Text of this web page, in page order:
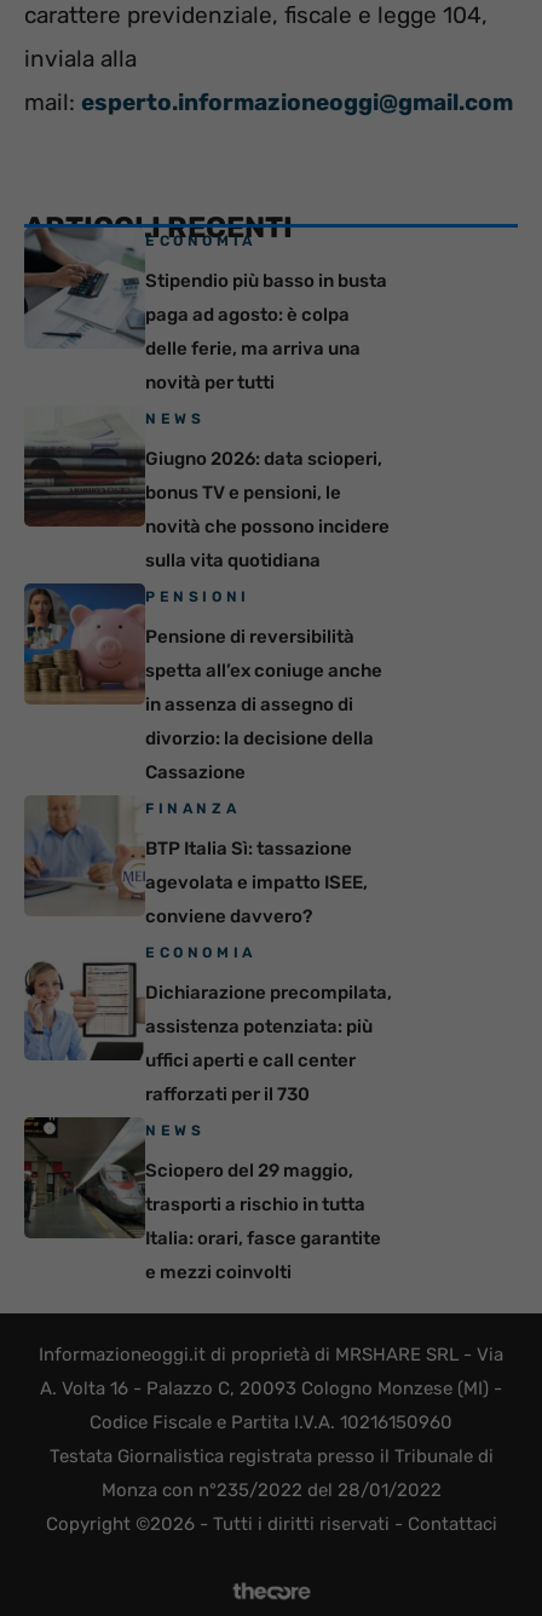
carattere previdenziale, fiscale e legge 104,
inviala alla
mail: esperto.informazioneoggi@gmail.com
ARTICOLI RECENTI
ECONOMIA
Stipendio più basso in busta
paga ad agosto: è colpa
delle ferie, ma arriva una
novità per tutti
NEWS
Giugno 2026: data scioperi,
bonus TV e pensioni, le
novità che possono incidere
sulla vita quotidiana
PENSIONI
Pensione di reversibilità
spetta all’ex coniuge anche
in assenza di assegno di
divorzio: la decisione della
Cassazione
FINANZA
BTP Italia Sì: tassazione
agevolata e impatto ISEE,
conviene davvero?
ECONOMIA
Dichiarazione precompilata,
assistenza potenziata: più
uffici aperti e call center
rafforzati per il 730
NEWS
Sciopero del 29 maggio,
trasporti a rischio in tutta
Italia: orari, fasce garantite
e mezzi coinvolti
Informazioneoggi.it di proprietà di MRSHARE SRL - Via
A. Volta 16 - Palazzo C, 20093 Cologno Monzese (MI) -
Codice Fiscale e Partita I.V.A. 10216150960
Testata Giornalistica registrata presso il Tribunale di
Monza con n°235/2022 del 28/01/2022
Copyright ©2026 - Tutti i diritti riservati - Contattaci